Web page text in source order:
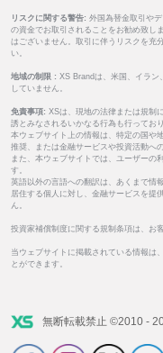
リスクに関する警告: 外国為替金取引や
の資金でお取引されることをお勧め致し
はございません。取引に伴うリスクを充
い。
地域の制限 : XS Brandは、米国、イラン
していません。
免責事項: XSは、現地の法律または規制
誘とみなされるいかなる行為も行っており
本ウェブサイト上の情報は、特定の国や
推奨、または金融サービスや投資活動へ
また、本ウェブサイトでは、ユーザーの
す。
英語以外の言語への翻訳は、あくまで情
居住する個人に対し、金融サービスを提
ん。
投資家補償制度に関する規制条項は、お
当ウェブサイトに掲載されている情報は
とができます。
無断転載禁止 ©2010 -